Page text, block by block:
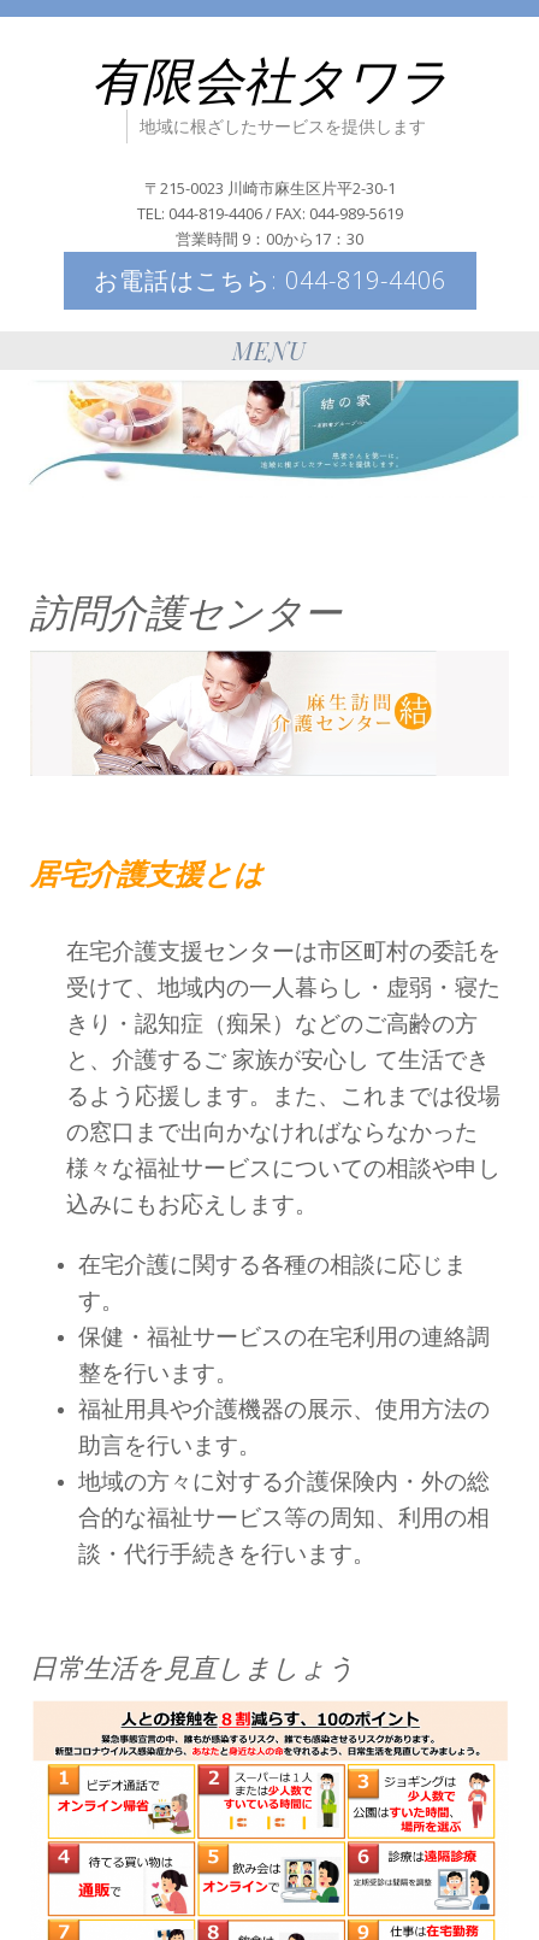
有限会社タワラ
地域に根ざしたサービスを提供します
〒215-0023 川崎市麻生区片平2-30-1
TEL: 044-819-4406 / FAX: 044-989-5619
営業時間 9：00から17：30
お電話はこちら: 044-819-4406
MENU
訪問介護センター
居宅介護支援とは
在宅介護支援センターは市区町村の委託を
受けて、地域内の一人暮らし・虚弱・寝た
きり・認知症（痴呆）などのご高齢の方
と、介護するご 家族が安心し て生活でき
るよう応援します。また、これまでは役場
の窓口まで出向かなければならなかった
様々な福祉サービスについての相談や申し
込みにもお応えします。
在宅介護に関する各種の相談に応じま
す。
保健・福祉サービスの在宅利用の連絡調
整を行います。
福祉用具や介護機器の展示、使用方法の
助言を行います。
地域の方々に対する介護保険内・外の総
合的な福祉サービス等の周知、利用の相
談・代行手続きを行います。
日常生活を見直しましょう